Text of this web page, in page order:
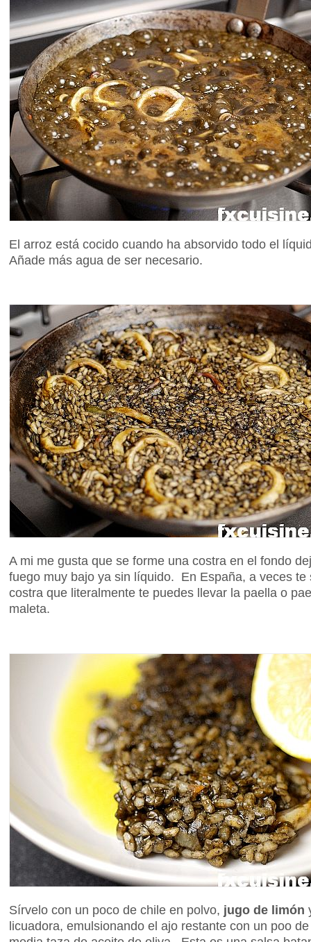
El arroz está cocido cuando ha absorvido todo el
Añade más agua de ser necesario.
A mi me gusta que se forme una costra en el fondo
fuego muy bajo ya sin líquido. En España, a veces te
costra que literalmente te puedes llevar la paella o
maleta.
Sírvelo con un poco de chile en polvo, jugo de limón
licuadora, emulsionando el ajo restante con un poo